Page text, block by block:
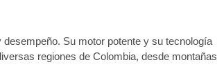
Su motor potente y su tecnología
regiones de Colombia, desde montañas